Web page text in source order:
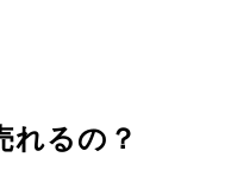
れるの？